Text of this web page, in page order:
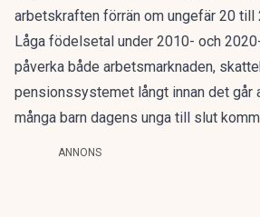
arbetskraften förrän om ungefär 20 till
Låga födelsetal under 2010- och
påverka både arbetsmarknaden,
pensionssystemet långt innan det går
många barn dagens unga till slut
ANNONS